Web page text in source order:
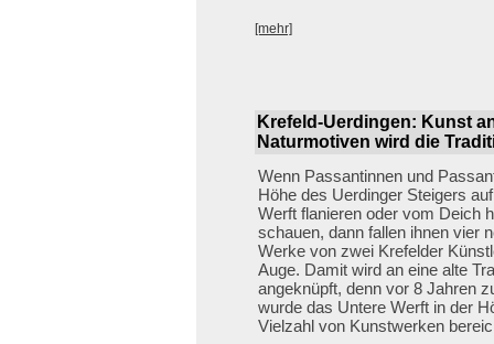
[mehr]
Krefeld-Uerdingen: Kunst
Naturmotiven wird die
Wenn Passantinnen und
Höhe des Uerdinger Steigers
Werft flanieren oder vom Deich
schauen, dann fallen ihnen vier
Werke von zwei Krefelder
Auge. Damit wird an eine alte
angeknüpft, denn vor 8 Jahren
wurde das Untere Werft in der
Vielzahl von Kunstwerken